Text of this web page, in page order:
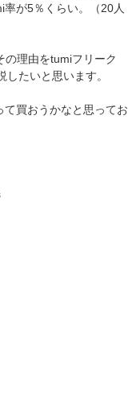
が5％くらい。（20人
の理由をtumiフリーク
たいと思います。
買おうかなと思ってお